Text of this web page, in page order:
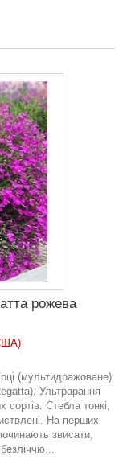
рожева
(мультидражоване).
Ультрарання
сортів. Стебла тонкі,
На перших
звисати,